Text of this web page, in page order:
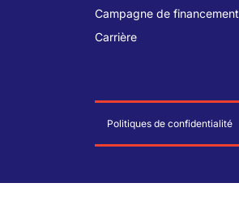
Campagne de financement
Carrière
Politiques de confidentialité